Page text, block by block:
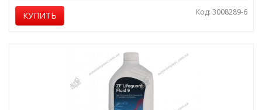
КУПИТЬ Код: 3008289-6